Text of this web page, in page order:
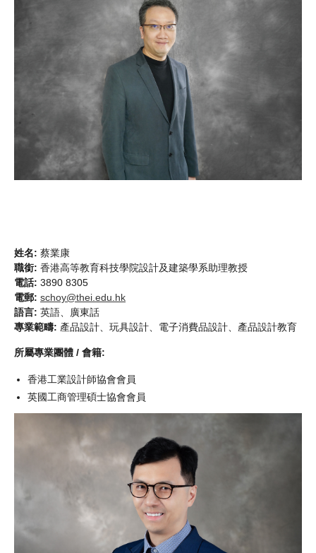
姓名: 蔡業康
職銜: 香港高等教育科技學院設計及建築學系助理教授
電話: 3890 8305
電郵: schoy@thei.edu.hk
語言: 英語、廣東話
專業範疇: 產品設計、玩具設計、電子消費品設計、產品設計教育
所屬專業團體 / 會籍:
香港工業設計師協會會員
英國工商管理碩士協會會員